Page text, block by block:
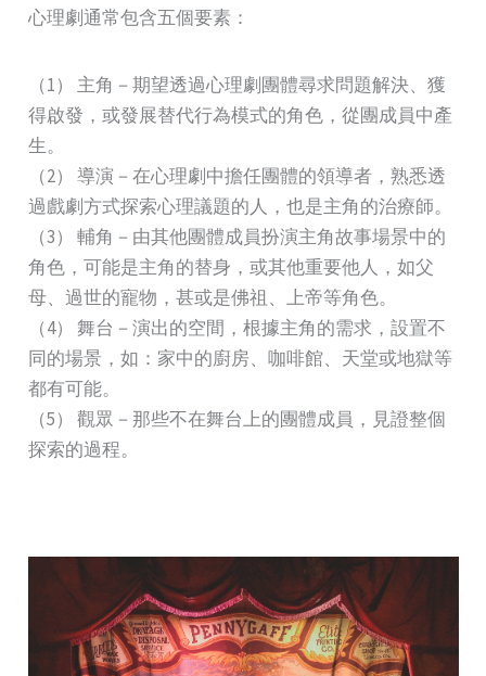
心理劇通常包含五個要素：
（1） 主角－期望透過心理劇團體尋求問題解決、獲
得啟發，或發展替代行為模式的角色，從團成員中產
生。
（2） 導演－在心理劇中擔任團體的領導者，熟悉透
過戲劇方式探索心理議題的人，也是主角的治療師。
（3） 輔角－由其他團體成員扮演主角故事場景中的
角色，可能是主角的替身，或其他重要他人，如父
母、過世的寵物，甚或是佛祖、上帝等角色。
（4） 舞台－演出的空間，根據主角的需求，設置不
同的場景，如：家中的廚房、咖啡館、天堂或地獄等
都有可能。
（5） 觀眾－那些不在舞台上的團體成員，見證整個
探索的過程。